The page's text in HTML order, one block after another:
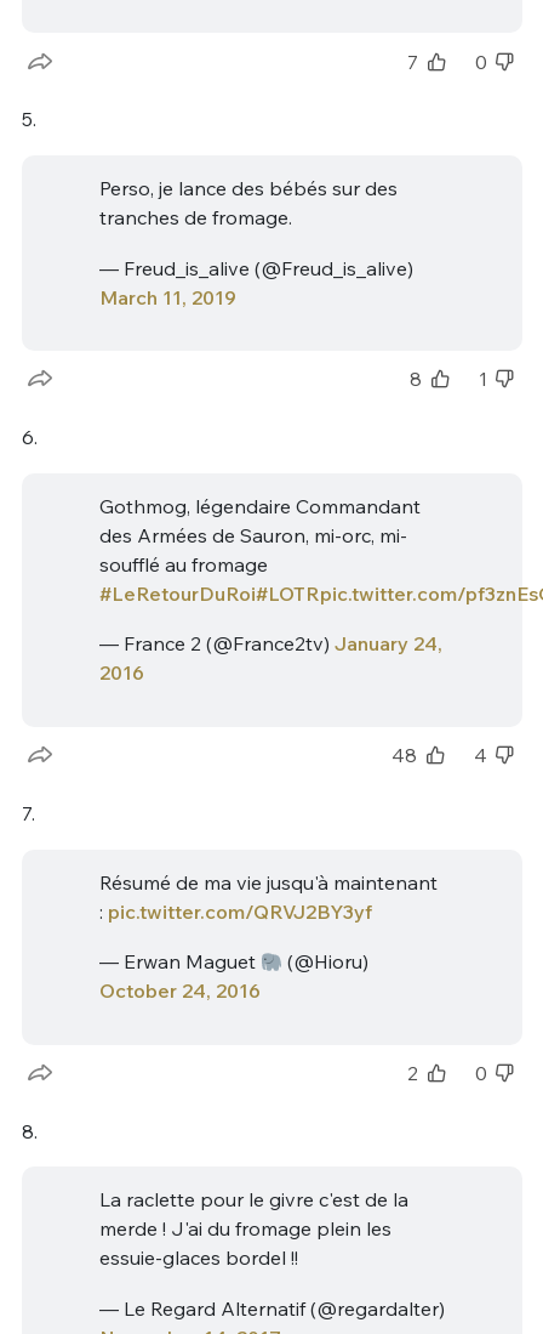
7 0
5.
Perso, je lance des bébés sur des
tranches de fromage.
— Freud_is_alive (@Freud_is_alive)
March 11, 2019
8 1
6.
Gothmog, légendaire Commandant
des Armées de Sauron, mi-orc, mi-
soufflé au fromage
#LeRetourDuRoi#LOTRpic.twitter.com/
— France 2 (@France2tv) January 24,
2016
48 4
7.
Résumé de ma vie jusqu'à maintenant
: pic.twitter.com/QRVJ2BY3yf
— Erwan Maguet
(@Hioru)
October 24, 2016
2 0
8.
La raclette pour le givre c'est de la
merde ! J'ai du fromage plein les
essuie-glaces bordel !!
— Le Regard Alternatif (@regardalter)